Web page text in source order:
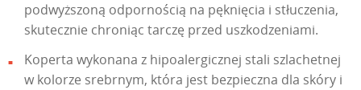
podwyższoną odpornością na pęknięcia i stłuczenia,
skutecznie chroniąc tarczę przed uszkodzeniami.
Koperta wykonana z hipoalergicznej stali szlachetnej
w kolorze srebrnym, która jest bezpieczna dla skóry i